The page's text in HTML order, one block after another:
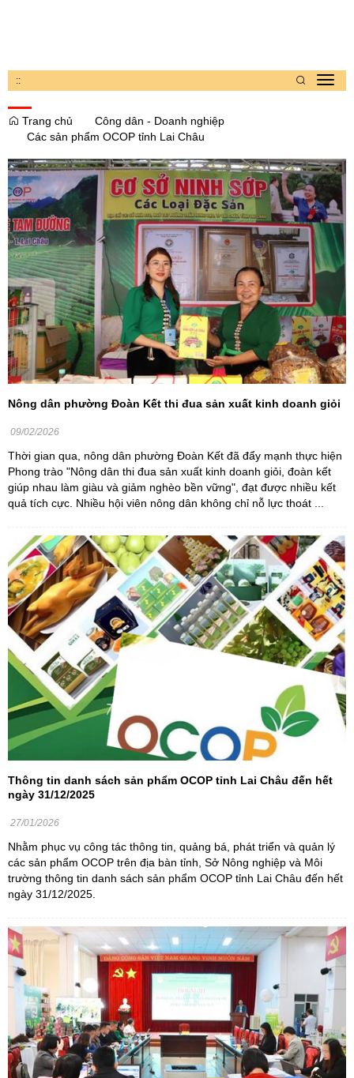
::
Trang chủ
Công dân - Doanh nghiệp
Các sản phẩm OCOP tỉnh Lai Châu
Nông dân phường Đoàn Kết thi đua sản xuất kinh doanh giỏi
09/02/2026
Thời gian qua, nông dân phường Đoàn Kết đã đẩy mạnh thực hiện
Phong trào "Nông dân thi đua sản xuất kinh doanh giỏi, đoàn kết
giúp nhau làm giàu và giảm nghèo bền vững", đạt được nhiều kết
quả tích cực. Nhiều hội viên nông dân không chỉ nỗ lực thoát ...
Thông tin danh sách sản phẩm OCOP tỉnh Lai Châu đến hết
ngày 31/12/2025
27/01/2026
Nhằm phục vụ công tác thông tin, quảng bá, phát triển và quản lý
các sản phẩm OCOP trên địa bàn tỉnh, Sở Nông nghiệp và Môi
trường thông tin danh sách sản phẩm OCOP tỉnh Lai Châu đến hết
ngày 31/12/2025.